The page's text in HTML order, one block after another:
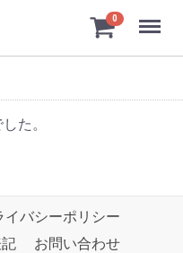
0 Menu
た。
イバシーポリシー
お問い合わせ